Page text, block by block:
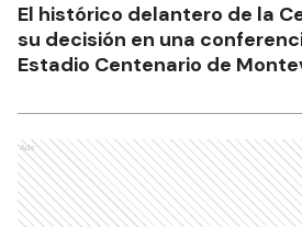
El histórico delantero de la
su decisión en una
Estadio Centenario de
Ads